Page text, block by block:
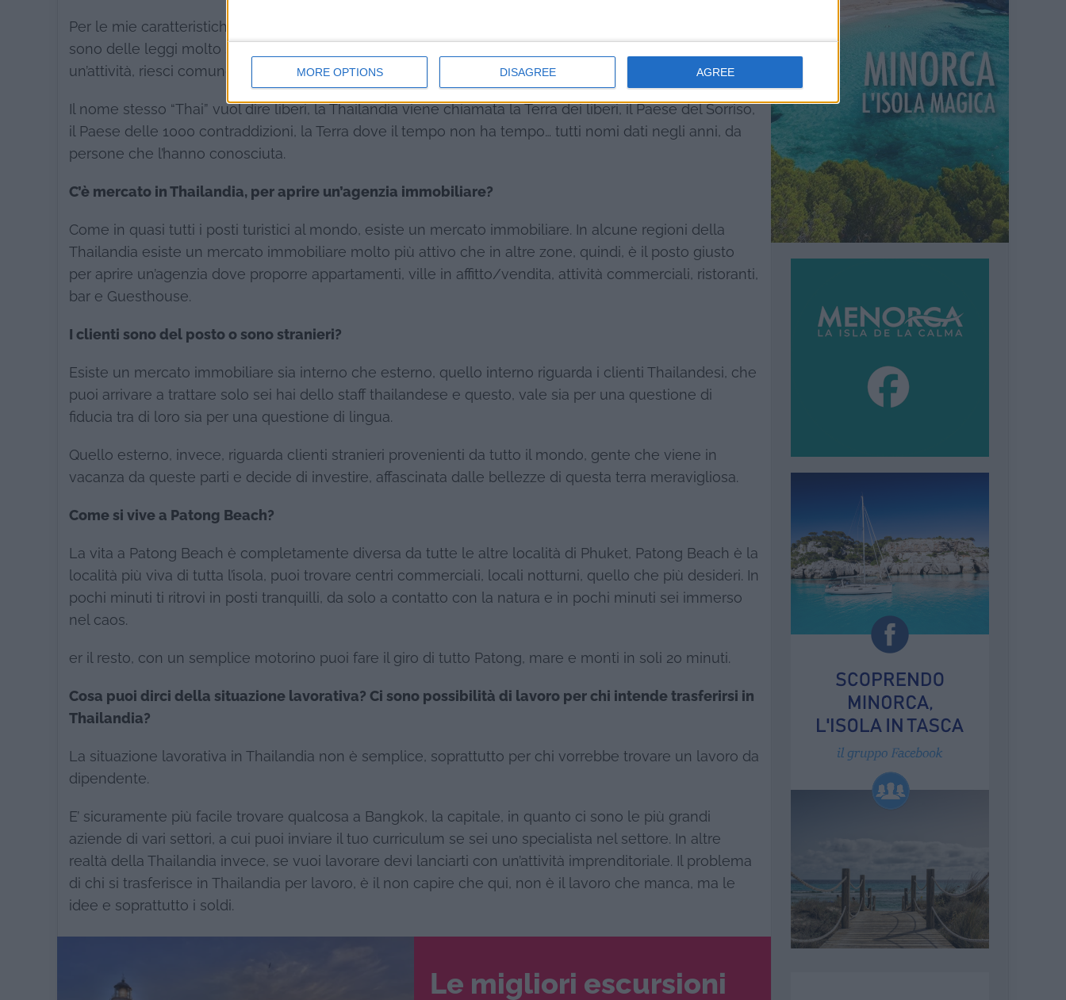
MORE OPTIONS DISAGREE AGREE
Per le mie caratteristiche personali, quello che più mi si adatta è la Thailandia, perché qui, anche se ci
sono delle leggi molto severe e molto restrittive per gli stranieri residenti e per chi vuole svolgere
un’attività, riesci comunque a sentirti una persona libera.
Il nome stesso “Thai” vuol dire liberi, la Thailandia viene chiamata la Terra dei liberi, il Paese del Sorriso,
il Paese delle 1000 contraddizioni, la Terra dove il tempo non ha tempo… tutti nomi dati negli anni, da
persone che l’hanno conosciuta.
C’è mercato in Thailandia, per aprire un’agenzia immobiliare?
Come in quasi tutti i posti turistici al mondo, esiste un mercato immobiliare. In alcune regioni della
Thailandia esiste un mercato immobiliare molto più attivo che in altre zone, quindi, è il posto giusto
per aprire un’agenzia dove proporre appartamenti, ville in affitto/vendita, attività commerciali, ristoranti,
bar e Guesthouse.
I clienti sono del posto o sono stranieri?
Esiste un mercato immobiliare sia interno che esterno, quello interno riguarda i clienti Thailandesi, che
puoi arrivare a trattare solo sei hai dello staff thailandese e questo, vale sia per una questione di
fiducia tra di loro sia per una questione di lingua.
Quello esterno, invece, riguarda clienti stranieri provenienti da tutto il mondo, gente che viene in
vacanza da queste parti e decide di investire, affascinata dalle bellezze di questa terra meravigliosa.
Come si vive a Patong Beach?
La vita a Patong Beach è completamente diversa da tutte le altre località di Phuket, Patong Beach è la
località più viva di tutta l’isola, puoi trovare centri commerciali, locali notturni, quello che più desideri. In
pochi minuti ti ritrovi in posti tranquilli, da solo a contatto con la natura e in pochi minuti sei immerso
nel caos.
er il resto, con un semplice motorino puoi fare il giro di tutto Patong, mare e monti in soli 20 minuti.
Cosa puoi dirci della situazione lavorativa? Ci sono possibilità di lavoro per chi intende trasferirsi in
Thailandia?
La situazione lavorativa in Thailandia non è semplice, soprattutto per chi vorrebbe trovare un lavoro da
dipendente.
E’ sicuramente più facile trovare qualcosa a Bangkok, la capitale, in quanto ci sono le più grandi
aziende di vari settori, a cui puoi inviare il tuo curriculum se sei uno specialista nel settore. In altre
realtà della Thailandia invece, se vuoi lavorare devi lanciarti con un’attività imprenditoriale. Il problema
di chi si trasferisce in Thailandia per lavoro, è il non capire che qui, non è il lavoro che manca, ma le
idee e soprattutto i soldi.
Le migliori escursioni